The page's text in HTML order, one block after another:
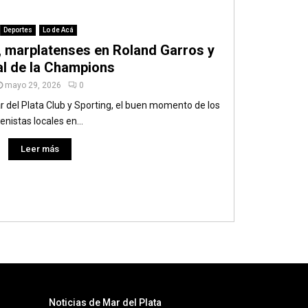
Deportes Lo de Acá
en Roland Garros y
de la Champions
mayo 29, 2026 0
del Plata Club y Sporting, el buen momento de los
locales en...
Leer más
Noticias de Mar del Plata